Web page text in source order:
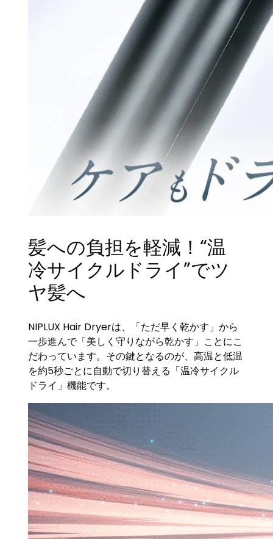
髪への負担を軽減！“温
冷サイクルドライ”でツ
ヤ髪へ
NIPLUX Hair Dryerは、「ただ早く乾かす」から
一歩進んで「美しく守りながら乾かす」ことにこ
だわっています。その鍵となるのが、高温と低温
を約5秒ごとに自動で切り替える「温冷サイクル
ドライ」機能です。